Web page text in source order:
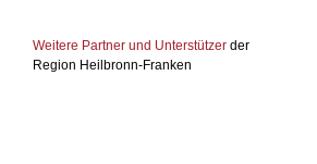
Weitere Partner und Unterstützerder
Region Heilbronn-Franken